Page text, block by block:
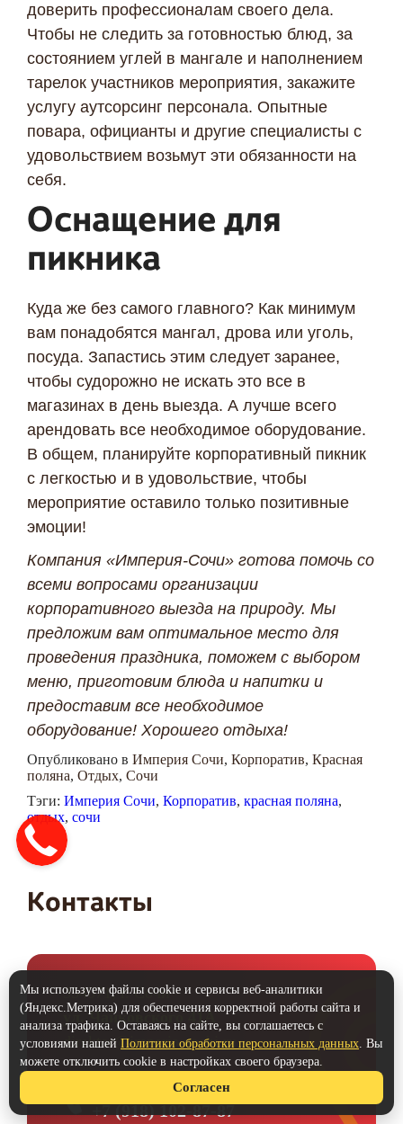
доверить профессионалам своего дела.
Чтобы не следить за готовностью блюд, за
состоянием углей в мангале и наполнением
тарелок участников мероприятия, закажите
услугу аутсорсинг персонала. Опытные
повара, официанты и другие специалисты с
удовольствием возьмут эти обязанности на
себя.
Оснащение для
пикника
Куда же без самого главного? Как минимум
вам понадобятся мангал, дрова или уголь,
посуда. Запастись этим следует заранее,
чтобы судорожно не искать это все в
магазинах в день выезда. А лучше всего
арендовать все необходимое оборудование.
В общем, планируйте корпоративный пикник
с легкостью и в удовольствие, чтобы
мероприятие оставило только позитивные
эмоции!
Компания «Империя-Сочи» готова помочь со
всеми вопросами организации
корпоративного выезда на природу. Мы
предложим вам оптимальное место для
проведения праздника, поможем с выбором
меню, приготовим блюда и напитки и
предоставим все необходимое
оборудование! Хорошего отдыха!
Опубликовано в Империя Сочи, Корпоратив, Красная
поляна, Отдых, Сочи
Тэги: Империя Сочи, Корпоратив, красная поляна,
отдых, сочи
Контакты
354071, г. Сочи
ул. Чайковского 41А
direktor@imperia-sochi.ru
+7 (918) 909-85-00
+7 (918) 102-87-87
Мы используем файлы cookie и сервисы веб-аналитики
(Яндекс.Метрика) для обеспечения корректной работы сайта и
анализа трафика. Оставаясь на сайте, вы соглашаетесь с
условиями нашей Политики обработки персональных данных. Вы
можете отключить cookie в настройках своего браузера.
Согласен